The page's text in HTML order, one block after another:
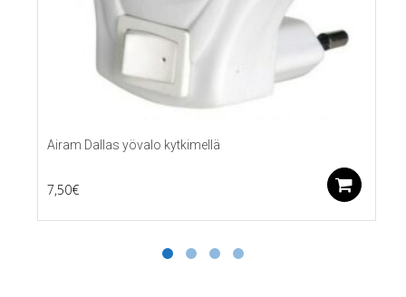
Airam Dallas yövalo kytkimellä
7,50€